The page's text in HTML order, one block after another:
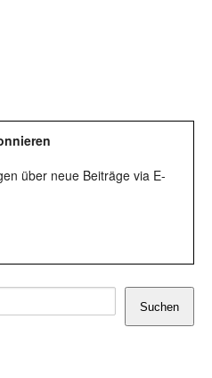
über neue Beiträge via E-
Suchen